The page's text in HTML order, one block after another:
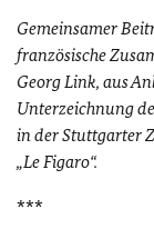
Gemeinsamer
französische
Georg Link, aus
Unterzeichnung
in der Stuttgarter
„Le Figaro“.
***